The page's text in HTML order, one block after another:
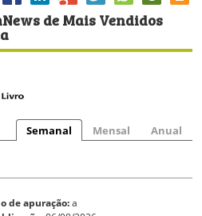
de Mais Vendidos
Semanal Mensal Anual
de apuração:a